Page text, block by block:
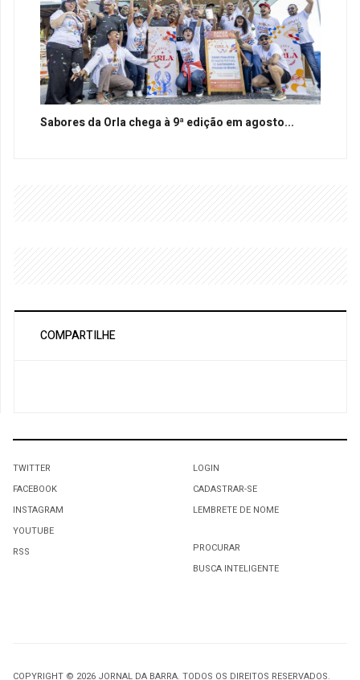
Sabores da Orla chega à 9ª edição em agosto...
COMPARTILHE
TWITTER
FACEBOOK
INSTAGRAM
YOUTUBE
RSS
LOGIN
CADASTRAR-SE
LEMBRETE DE NOME
PROCURAR
BUSCA INTELIGENTE
COPYRIGHT © 2026 JORNAL DA BARRA. TODOS OS DIREITOS RESERVADOS.